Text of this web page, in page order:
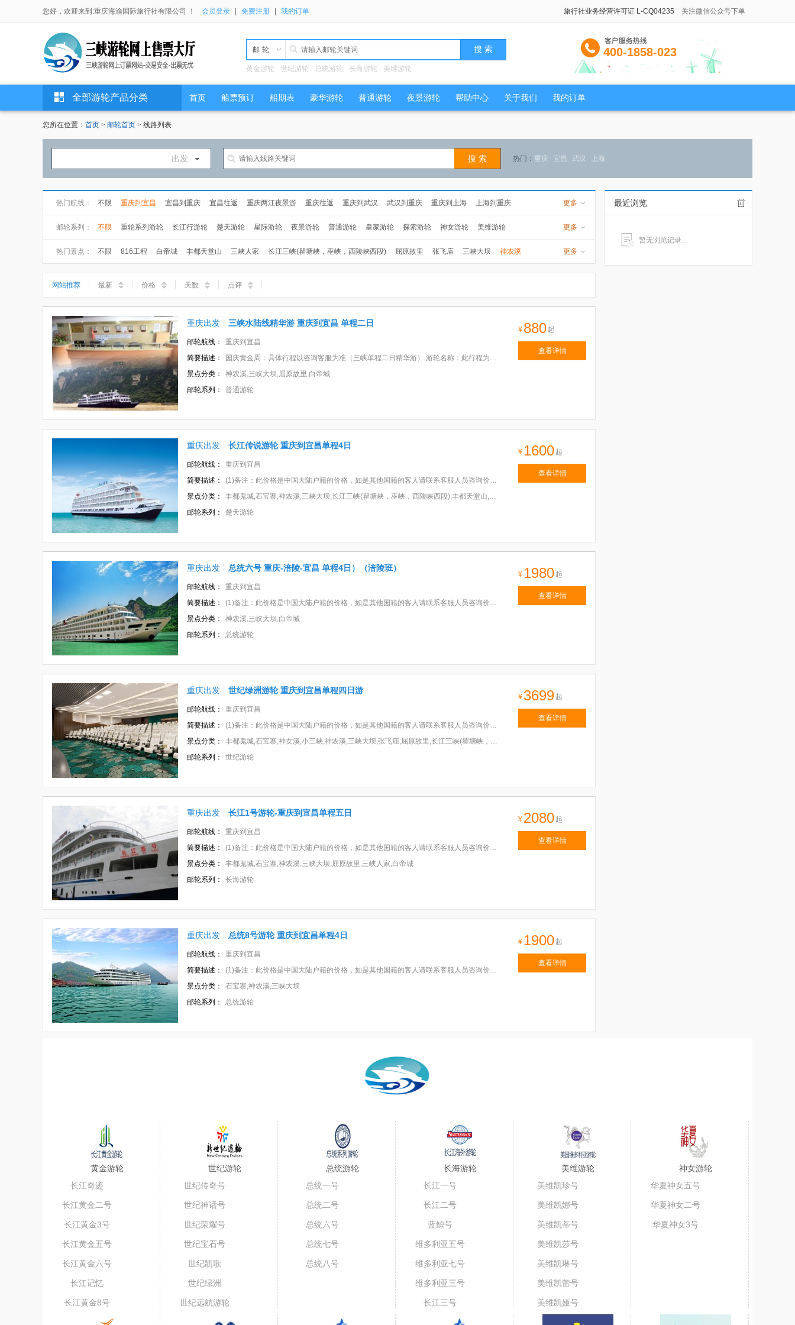
您好，欢迎来到:重庆海渝国际旅行社有限公司 ！ 会员登录 免费注册 我的订单 旅行社业务经营许可证 L-CQ04235 关注微信公众号下单
邮轮
黄金游轮 世纪游轮 总统游轮 长海游轮 美维游轮
400-1858-023
全部游轮产品分类 首页 船票预订 船期表 豪华游轮 普通游轮 夜景游轮 帮助中心 关于我们 我的订单
您所在位置： 首页 > 邮轮首页 > 线路列表
出发 热门： 重庆 宜昌 武汉 上海
热门航线： 不限 重庆到宜昌 宜昌到重庆 宜昌往返 重庆两江夜景游 重庆往返 重庆到武汉 武汉到重庆 重庆到上海
上海到重庆
更多
邮轮系列： 不限 重轮系列游轮 长江行游轮 楚天游轮 星际游轮 夜景游轮 普通游轮 皇家游轮 探索游轮 神女游轮
美维游轮
更多
热门景点： 不限 816工程 白帝城 丰都天堂山 三峡人家 长江三峡(瞿塘峡，巫峡，西陵峡西段) 屈原故里 张飞庙 三峡大坝
神农溪
小三峡
神女溪 石宝寨 丰都鬼城
更多
网站推荐 最新 价格 天数 点评
重庆出发 三峡水陆线精华游 重庆到宜昌 单程二日
邮轮航线：
重庆到宜昌
简要描述：
国庆黄金周：具体行程以咨询客服为准（三峡单程二日精华游） 游轮名称：此行程为普通游轮滚动发船：银月亮，马可波罗，一代天骄,天骄大为
景点分类：
神农溪,三峡大坝,屈原故里,白帝城
邮轮系列：
普通游轮
¥ 880 起
查看详情
重庆出发 长江传说游轮 重庆到宜昌单程4日
邮轮航线：
重庆到宜昌
简要描述：
(1)备注：此价格是中国大陆户籍的价格，如是其他国籍的客人请联系客服人员咨询价格。(2)备注：豪华标间的价格为2楼的价格。
景点分类：
丰都鬼城,石宝寨,神农溪,三峡大坝,长江三峡(瞿塘峡，巫峡，西陵峡西段),丰都天堂山,白帝城
邮轮系列：
楚天游轮
¥ 1600 起
查看详情
重庆出发 总统六号 重庆-涪陵-宜昌 单程4日）（涪陵班）
邮轮航线：
重庆到宜昌
简要描述：
(1)备注：此价格是中国大陆户籍的价格，如是其他国籍的客人请联系客服人员咨询价格。(2)备注：所有房型的价格为所属房型基础楼层参考价格。
景点分类：
神农溪,三峡大坝,白帝城
邮轮系列：
总统游轮
¥ 1980 起
查看详情
重庆出发 世纪绿洲游轮 重庆到宜昌单程四日游
邮轮航线：
重庆到宜昌
简要描述：
(1)备注：此价格是中国大陆户籍的价格，如是其他国籍的客人请联系客服人员咨询价格。(2)备注：房型的价格为基础楼层。
景点分类：
丰都鬼城,石宝寨,神女溪,小三峡,神农溪,三峡大坝,张飞庙,屈原故里,长江三峡(瞿塘峡，巫峡，西陵峡西段),三峡人家,丰都天堂山,白帝城,816工程
邮轮系列：
世纪游轮
¥ 3699 起
查看详情
重庆出发 长江1号游轮-重庆到宜昌单程五日
邮轮航线：
重庆到宜昌
简要描述：
(1)备注：此价格是中国大陆户籍的价格，如是其他国籍的客人请联系客服人员咨询价格。(2)备注：标间的价格为1楼的价格。
景点分类：
丰都鬼城,石宝寨,神农溪,三峡大坝,屈原故里,三峡人家,白帝城
邮轮系列：
长海游轮
¥ 2080 起
查看详情
重庆出发 总统8号游轮 重庆到宜昌单程4日
邮轮航线：
重庆到宜昌
简要描述：
(1)备注：此价格是中国大陆户籍的价格，如是其他国籍的客人请联系客服人员咨询价格。(2)备注：豪华标间的价格为2楼的价格。
景点分类：
石宝寨,神农溪,三峡大坝
邮轮系列：
总统游轮
¥ 1900 起
查看详情
最近浏览
暂无浏览记录...
黄金游轮
长江奇迹
长江黄金二号
长江黄金3号
长江黄金五号
长江黄金六号
长江记忆
长江黄金8号
世纪游轮
世纪传奇号
世纪神话号
世纪荣耀号
世纪宝石号
世纪凯歌
世纪绿洲
世纪远航游轮
总统游轮
总统一号
总统二号
总统六号
总统七号
总统八号
长海游轮
长江一号
长江二号
蓝鲸号
维多利亚五号
维多利亚七号
维多利亚三号
长江三号
美维游轮
美维凯珍号
美维凯娜号
美维凯蒂号
美维凯莎号
美维凯琳号
美维凯蕾号
美维凯娅号
神女游轮
华夏神女五号
华夏神女二号
华夏神女3号